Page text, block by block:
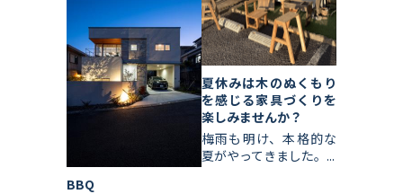
BBQ
夏休みは木のぬくもり
を感じる家具づくりを
楽しみませんか？
梅雨も明け、本格的な
夏がやってきました。...